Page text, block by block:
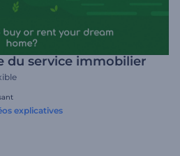
du service immobilier
explicatives